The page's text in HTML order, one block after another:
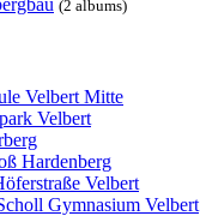
(2 albums)
Velbert Mitte
Velbert
Hardenberg
Velbert
Gymnasium Velbert